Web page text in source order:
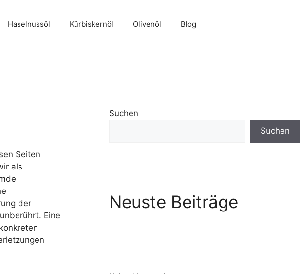
Haselnussöl Kürbiskernöl Olivenöl Blog
Seiten
als
der
Eine
Suchen
Suchen
Neuste Beiträge